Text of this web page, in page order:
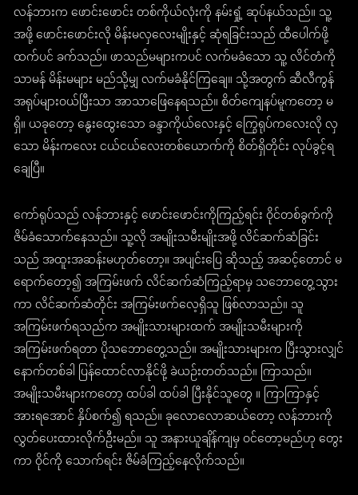
လန်ဘားက ဖောင်းဖောင်း တစ်ကိုယ်လုံးကို နမ်းရှုံ့ ဆုပ်နယ်သည်။ သူ့
အဖို့ ဖောင်းဖောင်းလို မိန်းမလှလေးမျိုးနှင့် ဆုံရခြင်းသည် ထီပေါက်ဖို့
ထက်ပင် ခက်သည်။ ဖာသည်မများကပင် လက်မခံသော သူ့ လိင်တံကို
သာမန် မိန်းမများ မည်သို့မျှ လက်မခံနိုင်ကြချေ။ သို့အတွက် ဆီလီကွန်
အရုပ်များဝယ်ပြီးသာ အာသာဖြေနေရသည်။ စိတ်ကျေနပ်မူကတော့ မ
ရှိ။ ယခုတော့ နွေးထွေးသော ခန္ဒာကိုယ်လေးနှင့် ကြွေရုပ်ကလေးလို လှ
သော မိန်းကလေး ငယ်ငယ်လေးတစ်ယောက်ကို စိတ်ရှိတိုင်း လုပ်ခွင့်ရ
ချေပြီ။
ကော်ရုပ်သည် လန်ဘားနှင့် ဖောင်းဖောင်းကိုကြည့်ရင်း ဝိုင်တစ်ခွက်ကို
ဇိမ်ခံသောက်နေသည်။ သူ့လို အမျိုးသမီးမျိုးအဖို့ လိင်ဆက်ဆံခြင်း
သည် အထူးအဆန်းမဟုတ်တော့။ အပျင်းပြေ ဆိုသည့် အဆင့်တောင် မ
ရောက်တော့၍ အကြမ်းဖက် လိင်ဆက်ဆံကြည့်ရာမှ သဘောတွေ့သွား
ကာ လိင်ဆက်ဆံတိုင်း အကြမ်းဖက်လေ့ရှိသူ ဖြစ်လာသည်။ သူ
အကြမ်းဖက်ရသည်က အမျိုးသားများထက် အမျိုးသမီးများကို
အကြမ်းဖက်ရတာ ပိုသဘောတွေ့သည်။ အမျိုးသားများက ပြီးသွားလျှင်
နောက်တစ်ခါ ပြန်ထောင်လာနိုင်ဖို့ ခဲယဉ်းတတ်သည်။ ကြာသည်။
အမျိုးသမီးများကတော့ ထပ်ခါ ထပ်ခါ ပြီးနိုင်သူတွေ ။ ကြာကြာနှင့်
အားရအောင် နှိပ်စက်၍ ရသည်။ ခုလောလောဆယ်တော့ လန်ဘားကို
လွှတ်ပေးထားလိုက်ဦးမည်။ သူ အနားယူချိန်ကျမှ ဝင်တော့မည်ဟု တွေး
ကာ ဝိုင်ကို သောက်ရင်း ဇိမ်ခံကြည့်နေလိုက်သည်။